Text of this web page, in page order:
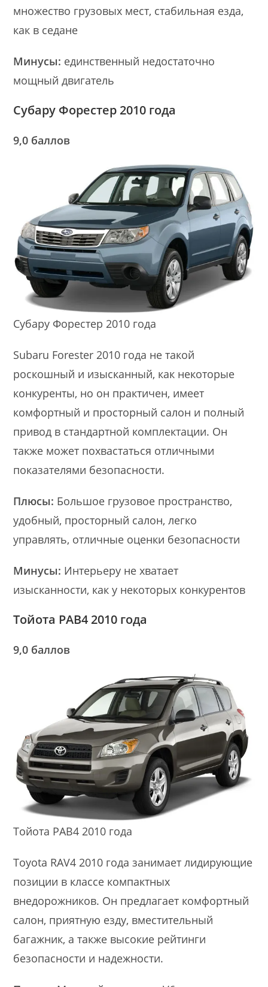
множество грузовых мест, стабильная езда,
как в седане
Минусы: единственный недостаточно
мощный двигатель
Субару Форестер 2010 года
9,0 баллов
Субару Форестер 2010 года
Subaru Forester 2010 года не такой
роскошный и изысканный, как некоторые
конкуренты, но он практичен, имеет
комфортный и просторный салон и полный
привод в стандартной комплектации. Он
также может похвастаться отличными
показателями безопасности.
Плюсы: Большое грузовое пространство,
удобный, просторный салон, легко
управлять, отличные оценки безопасности
Минусы: Интерьеру не хватает
изысканности, как у некоторых конкурентов
Тойота РАВ4 2010 года
9,0 баллов
Тойота РАВ4 2010 года
Toyota RAV4 2010 года занимает лидирующие
позиции в классе компактных
внедорожников. Он предлагает комфортный
салон, приятную езду, вместительный
багажник, а также высокие рейтинги
безопасности и надежности.